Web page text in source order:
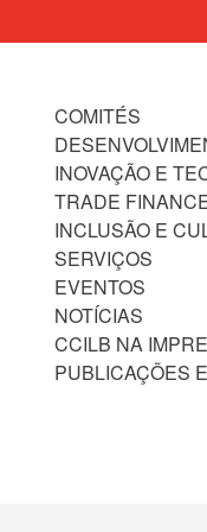
COMITÉS
INOVAÇÃO E
TRADE
INCLUSÃO E
SERVIÇOS
EVENTOS
NOTÍCIAS
CCILB NA
PUBLICAÇÕES